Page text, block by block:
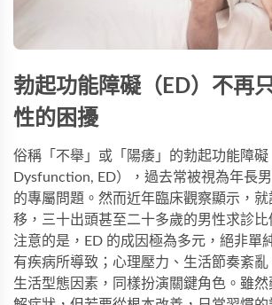
勃起功能障礙（ED）不再
性的困擾
俗稱「不舉」或「陽痿」的勃起功能障礙
Dysfunction, ED），過去常被視為年長
的專屬問題。然而近年臨床觀察顯示，
移，三十出頭甚至二十多歲的男性求診
注意的是，ED 的成因極為多元，絕非單
有疾病所導致；心理壓力、生活節奏紊
生活型態因素，同樣扮演關鍵角色。雖